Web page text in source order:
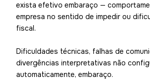
exista efetivo embaraço —
empresa no sentido de impedir ou
fiscal.
Dificuldades técnicas, falhas de
divergências interpretativas não
automaticamente, embaraço.